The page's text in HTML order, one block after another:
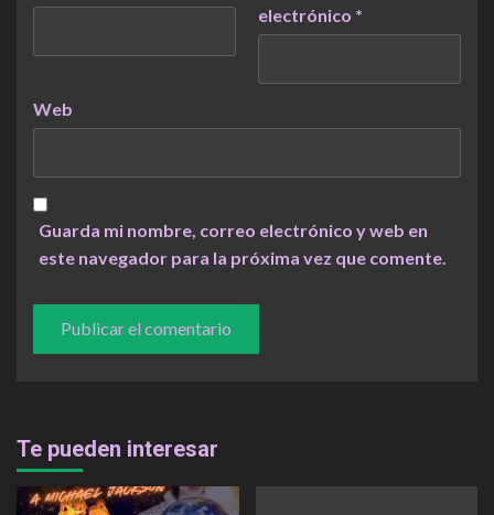
electrónico *
Web
Guarda mi nombre, correo electrónico y web en
este navegador para la próxima vez que comente.
Te pueden interesar